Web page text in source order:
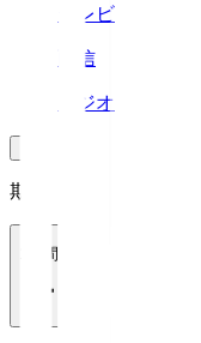
テレビ
配信
ラジオ
期間
1週間